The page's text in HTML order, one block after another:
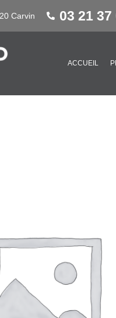
Carvin 03 21 37
ACCUEIL